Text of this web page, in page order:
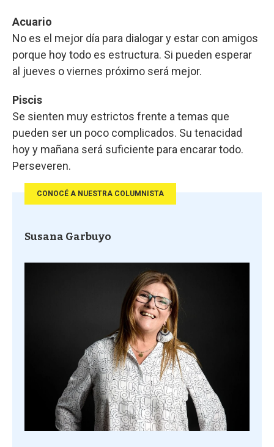
Acuario
No es el mejor día para dialogar y estar con amigos
porque hoy todo es estructura. Si pueden esperar
al jueves o viernes próximo será mejor.
Piscis
Se sienten muy estrictos frente a temas que
pueden ser un poco complicados. Su tenacidad
hoy y mañana será suficiente para encarar todo.
Perseveren.
CONOCÉ A NUESTRA COLUMNISTA
Susana Garbuyo